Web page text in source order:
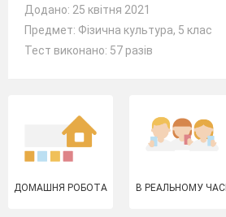
Додано: 25 квітня 2021
Предмет: Фізична культура, 5 клас
Тест виконано: 57 разів
ДОМАШНЯ РОБОТА В РЕАЛЬНОМУ ЧАСІ